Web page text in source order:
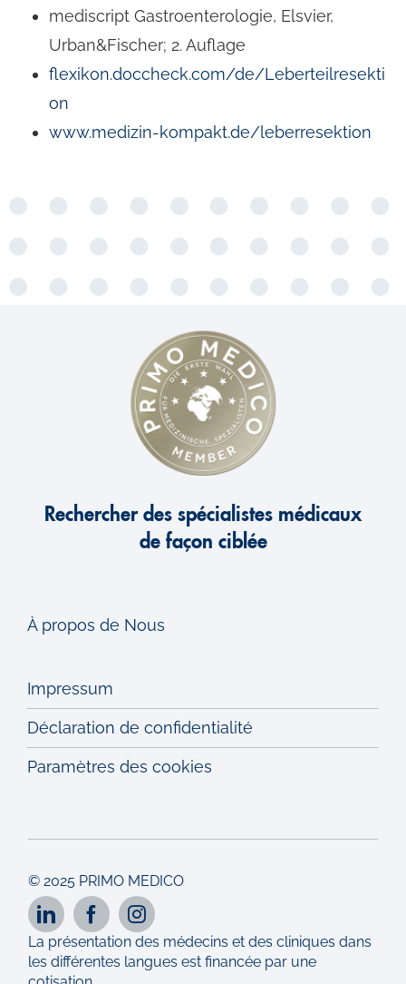
mediscript Gastroenterologie, Elsvier,
Urban&Fischer; 2. Auflage
flexikon.doccheck.com/de/Leberteilresekti
on
www.medizin-kompakt.de/leberresektion
Rechercher des spécialistes médicaux
de façon ciblée
À propos de Nous
Impressum
Déclaration de confidentialité
Paramètres des cookies
© 2025 PRIMO MEDICO
La présentation des médecins et des cliniques dans
les différentes langues est financée par une